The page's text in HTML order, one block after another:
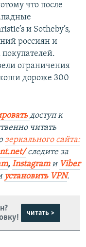
что после
и Sotheby’s,
россиян и
ограничения
дороже 300
доступ к
читать
зеркального сайта:
следите за
, Instagramи Viber
установить VPN.
читать >